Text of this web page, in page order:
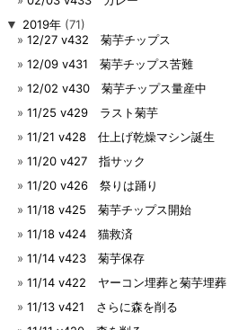
▼ 2019年(71)
12/27 v432 菊芋チップス
12/09 v431 菊芋チップス苦難
12/02 v430 菊芋チップス量産中
11/25 v429 ラスト菊芋
11/21 v428 仕上げ乾燥マシン誕生
11/20 v427 指サック
11/20 v426 祭りは踊り
11/18 v425 菊芋チップス開始
11/18 v424 猫救済
11/14 v423 菊芋保存
11/14 v422 ヤーコン埋葬と菊芋埋葬
11/13 v421 さらに森を削る